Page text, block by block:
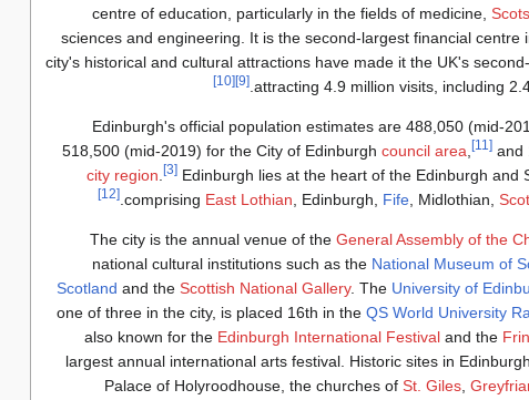
centre of education, particularly in the fields of medicine,
sciences and engineering. It is the second-largest financial centre
city's historical and cultural attractions have made it the UK's
attracting 4.9 million visits, including
[9]
[10]
Edinburgh's official population estimates are 488,050 (mid-
518,500 (mid-2019) for the City of Edinburgh council area [11] and
city region
[3] Edinburgh lies at the heart of the Edinburgh and
comprising East Lothian , Edinburgh, Fife , Midlothian,
[12]
The city is the annual venue of the General Assembly of the
national cultural institutions such as the National Museum of
Scotland and the Scottish National Gallery. The University of
one of three in the city, is placed 16th in the QS World University
also known for the Edinburgh International Festival and the
largest annual international arts festival. Historic sites in
Palace of Holyroodhouse, the churches of St. Giles